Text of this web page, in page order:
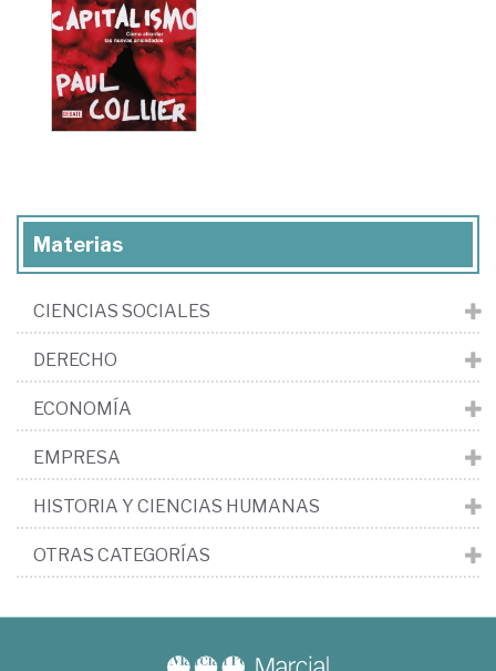
Materias
CIENCIAS SOCIALES
DERECHO
ECONOMÍA
EMPRESA
HISTORIA Y CIENCIAS HUMANAS
OTRAS CATEGORÍAS